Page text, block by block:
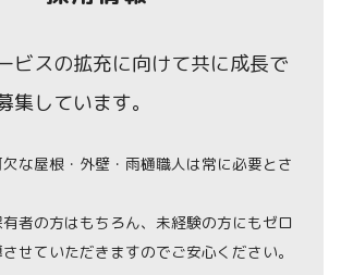
ビスの拡充に向けて共に成長で
集しています。
な屋根・外壁・雨樋職人は常に必要とさ
者の方はもちろん、未経験の方にもゼロ
せていただきますのでご安心ください。